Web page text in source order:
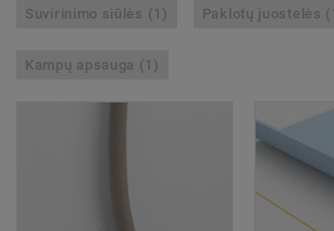
Suvirinimo siūlės (1) Paklotų juostelės
Kampų apsauga (1)